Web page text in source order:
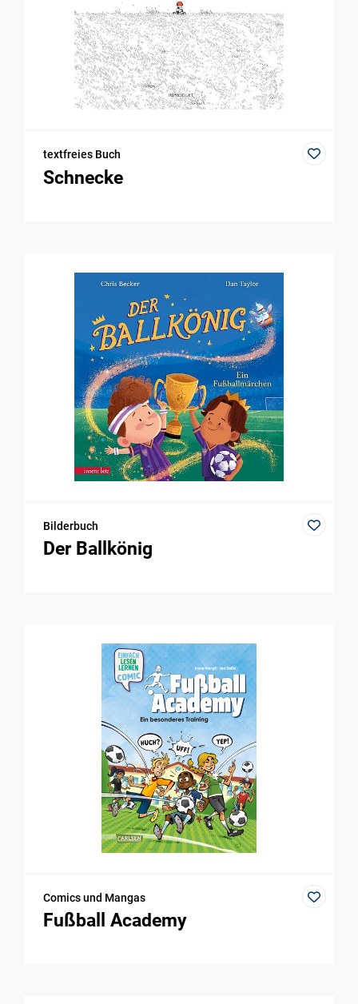
textfreies Buch
Schnecke
Bilderbuch
Der Ballkönig
Comics und Mangas
Fußball Academy